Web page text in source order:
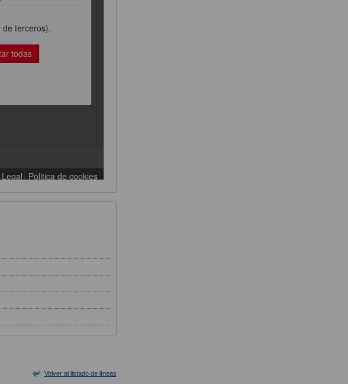
Volver al listado de líneas